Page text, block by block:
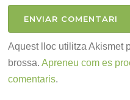
Aquest lloc utilitza Akismet
brossa.Apreneu com es
comentaris.